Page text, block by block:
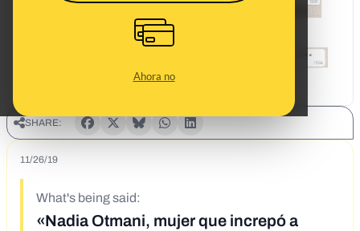
Ahora no
SHARE:
11/26/19
What's being said:
«Nadia Otmani, mujer que increpó a